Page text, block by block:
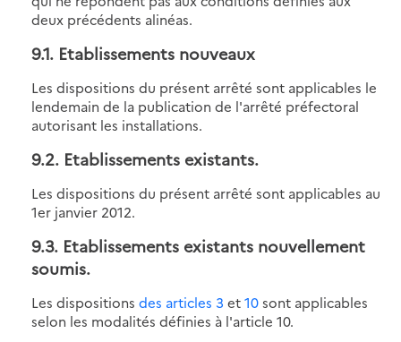
deux précédents alinéas.
9.1. Etablissements nouveaux
Les dispositions du présent arrêté sont applicables le
lendemain de la publication de l'arrêté préfectoral
autorisant les installations.
9.2. Etablissements existants.
Les dispositions du présent arrêté sont applicables au
1er janvier 2012.
9.3. Etablissements existants nouvellement
soumis.
Les dispositions des articles 3 et10sont applicables
selon les modalités définies à l'article 10.